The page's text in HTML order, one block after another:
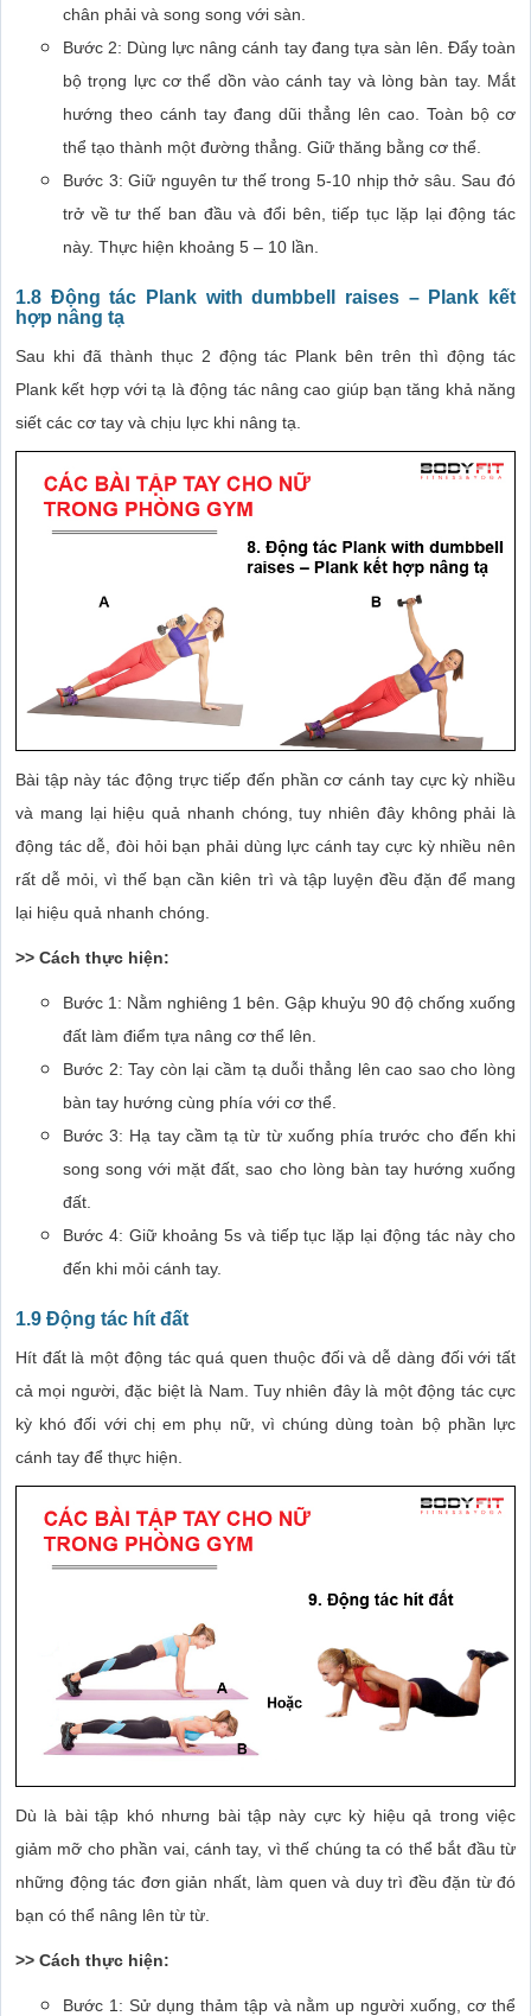
chân phải và song song với sàn.
Bước 2: Dùng lực nâng cánh tay đang tựa sàn lên. Đẩy toàn
bộ trọng lực cơ thể dồn vào cánh tay và lòng bàn tay. Mắt
hướng theo cánh tay đang dũi thẳng lên cao. Toàn bộ cơ
thể tạo thành một đường thẳng. Giữ thăng bằng cơ thể.
Bước 3: Giữ nguyên tư thế trong 5-10 nhịp thở sâu. Sau đó
trở về tư thế ban đầu và đổi bên, tiếp tục lặp lại động tác
này. Thực hiện khoảng 5 – 10 lần.
1.8 Động tác Plank with dumbbell raises – Plank kết
hợp nâng tạ
Sau khi đã thành thục 2 động tác Plank bên trên thì động tác
Plank kết hợp với tạ là động tác nâng cao giúp bạn tăng khả năng
siết các cơ tay và chịu lực khi nâng tạ.
Bài tập này tác động trực tiếp đến phần cơ cánh tay cực kỳ nhiều
và mang lại hiệu quả nhanh chóng, tuy nhiên đây không phải là
động tác dễ, đòi hỏi bạn phải dùng lực cánh tay cực kỳ nhiều nên
rất dễ mỏi, vì thế bạn cần kiên trì và tập luyện đều đặn để mang
lại hiệu quả nhanh chóng.
>> Cách thực hiện:
Bước 1: Nằm nghiêng 1 bên. Gập khuỷu 90 độ chống xuống
đất làm điểm tựa nâng cơ thể lên.
Bước 2: Tay còn lại cầm tạ duỗi thẳng lên cao sao cho lòng
bàn tay hướng cùng phía với cơ thể.
Bước 3: Hạ tay cầm tạ từ từ xuống phía trước cho đến khi
song song với mặt đất, sao cho lòng bàn tay hướng xuống
đất.
Bước 4: Giữ khoảng 5s và tiếp tục lặp lại động tác này cho
đến khi mỏi cánh tay.
1.9 Động tác hít đất
Hít đất là một động tác quá quen thuộc đối và dễ dàng đối với tất
cả mọi người, đặc biệt là Nam. Tuy nhiên đây là một động tác cực
kỳ khó đối với chị em phụ nữ, vì chúng dùng toàn bộ phần lực
cánh tay để thực hiện.
Dù là bài tập khó nhưng bài tập này cực kỳ hiệu qả trong việc
giảm mỡ cho phần vai, cánh tay, vì thế chúng ta có thể bắt đầu từ
những động tác đơn giản nhất, làm quen và duy trì đều đặn từ đó
bạn có thể nâng lên từ từ.
>> Cách thực hiện:
Bước 1: Sử dụng thảm tập và nằm up người xuống, cơ thể